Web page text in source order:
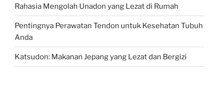
Rahasia Mengolah Unadon yang Lezat di Rumah
Pentingnya Perawatan Tendon untuk Kesehatan Tubuh
Anda
Katsudon: Makanan Jepang yang Lezat dan Bergizi